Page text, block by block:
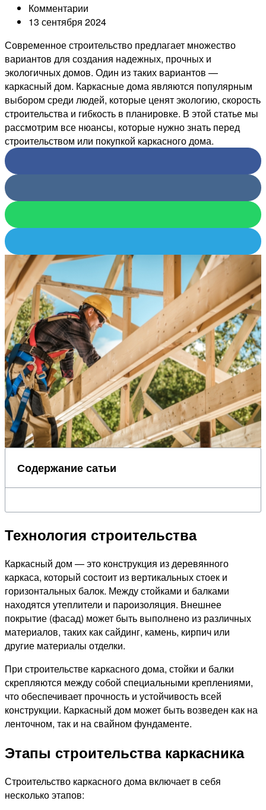
Комментарии
13 сентября 2024
Современное строительство предлагает множество
вариантов для создания надежных, прочных и
экологичных домов. Один из таких вариантов —
каркасный дом. Каркасные дома являются популярным
выбором среди людей, которые ценят экологию, скорость
строительства и гибкость в планировке. В этой статье мы
рассмотрим все нюансы, которые нужно знать перед
строительством или покупкой каркасного дома.
Содержание сатьи
Технология строительства
Каркасный дом — это конструкция из деревянного
каркаса, который состоит из вертикальных стоек и
горизонтальных балок. Между стойками и балками
находятся утеплители и пароизоляция. Внешнее
покрытие (фасад) может быть выполнено из различных
материалов, таких как сайдинг, камень, кирпич или
другие материалы отделки.
При строительстве каркасного дома, стойки и балки
скрепляются между собой специальными креплениями,
что обеспечивает прочность и устойчивость всей
конструкции. Каркасный дом может быть возведен как на
ленточном, так и на свайном фундаменте.
Этапы строительства каркасника
Строительство каркасного дома включает в себя
несколько этапов: